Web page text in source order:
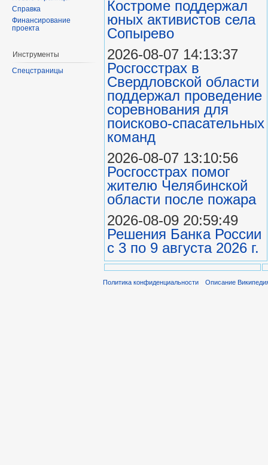
Справка
Финансирование
проекта
Инструменты
Спецстраницы
Костроме поддержал
юных активистов села
Сопырево
2026-08-07 14:13:37
Росгосстрах в
Свердловской области
поддержал проведение
соревнования для
поисково‑спасательных
команд
2026-08-07 13:10:56
Росгосстрах помог
жителю Челябинской
области после пожара
2026-08-09 20:59:49
Решения Банка России
с 3 по 9 августа 2026 г.
Политика конфиденциальности Описание